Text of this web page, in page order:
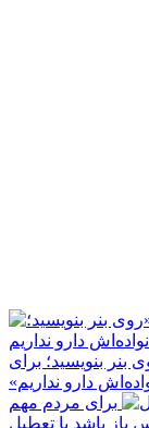
بنویسید؛ برای
دارو نداریم»
برای مردم مهم
باشد یا تعطیل